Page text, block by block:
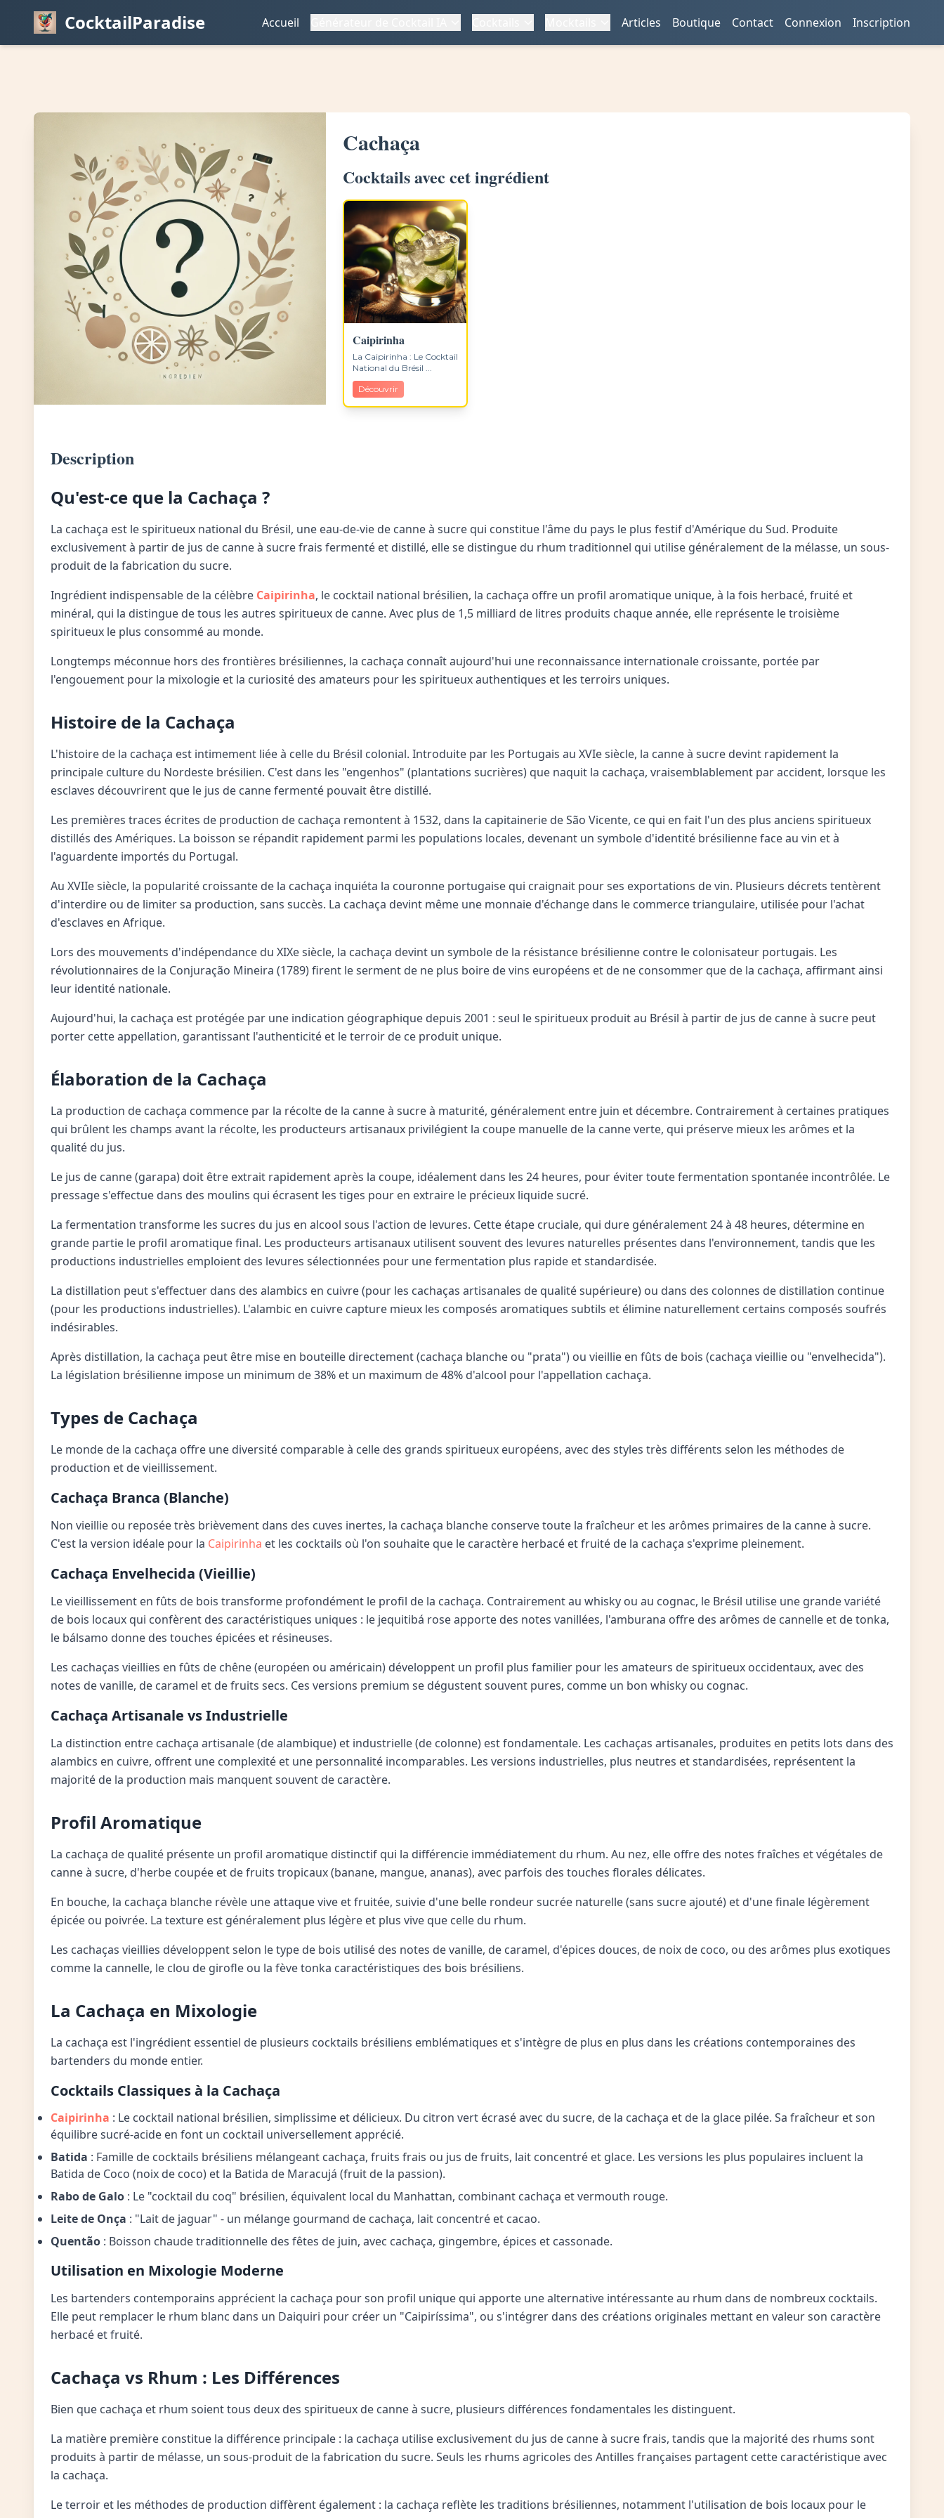
CocktailParadise Accueil Articles Boutique Contact Connexion Inscription
Cachaça
Cocktails avec cet ingrédient
Caipirinha
La Caipirinha : Le Cocktail
National du Brésil ...
Découvrir
Description
Qu'est-ce que la Cachaça ?
La cachaça est le spiritueux national du Brésil, une eau-de-vie de canne à sucre qui constitue l'âme du pays le plus festif d'Amérique du Sud. Produite
exclusivement à partir de jus de canne à sucre frais fermenté et distillé, elle se distingue du rhum traditionnel qui utilise généralement de la mélasse, un sous-
produit de la fabrication du sucre.
Ingrédient indispensable de la célèbre Caipirinha, le cocktail national brésilien, la cachaça offre un profil aromatique unique, à la fois herbacé, fruité et
minéral, qui la distingue de tous les autres spiritueux de canne. Avec plus de 1,5 milliard de litres produits chaque année, elle représente le troisième
spiritueux le plus consommé au monde.
Longtemps méconnue hors des frontières brésiliennes, la cachaça connaît aujourd'hui une reconnaissance internationale croissante, portée par
l'engouement pour la mixologie et la curiosité des amateurs pour les spiritueux authentiques et les terroirs uniques.
Histoire de la Cachaça
L'histoire de la cachaça est intimement liée à celle du Brésil colonial. Introduite par les Portugais au XVIe siècle, la canne à sucre devint rapidement la
principale culture du Nordeste brésilien. C'est dans les "engenhos" (plantations sucrières) que naquit la cachaça, vraisemblablement par accident, lorsque les
esclaves découvrirent que le jus de canne fermenté pouvait être distillé.
Les premières traces écrites de production de cachaça remontent à 1532, dans la capitainerie de São Vicente, ce qui en fait l'un des plus anciens spiritueux
distillés des Amériques. La boisson se répandit rapidement parmi les populations locales, devenant un symbole d'identité brésilienne face au vin et à
l'aguardente importés du Portugal.
Au XVIIe siècle, la popularité croissante de la cachaça inquiéta la couronne portugaise qui craignait pour ses exportations de vin. Plusieurs décrets tentèrent
d'interdire ou de limiter sa production, sans succès. La cachaça devint même une monnaie d'échange dans le commerce triangulaire, utilisée pour l'achat
d'esclaves en Afrique.
Lors des mouvements d'indépendance du XIXe siècle, la cachaça devint un symbole de la résistance brésilienne contre le colonisateur portugais. Les
révolutionnaires de la Conjuração Mineira (1789) firent le serment de ne plus boire de vins européens et de ne consommer que de la cachaça, affirmant ainsi
leur identité nationale.
Aujourd'hui, la cachaça est protégée par une indication géographique depuis 2001 : seul le spiritueux produit au Brésil à partir de jus de canne à sucre peut
porter cette appellation, garantissant l'authenticité et le terroir de ce produit unique.
Élaboration de la Cachaça
La production de cachaça commence par la récolte de la canne à sucre à maturité, généralement entre juin et décembre. Contrairement à certaines pratiques
qui brûlent les champs avant la récolte, les producteurs artisanaux privilégient la coupe manuelle de la canne verte, qui préserve mieux les arômes et la
qualité du jus.
Le jus de canne (garapa) doit être extrait rapidement après la coupe, idéalement dans les 24 heures, pour éviter toute fermentation spontanée incontrôlée. Le
pressage s'effectue dans des moulins qui écrasent les tiges pour en extraire le précieux liquide sucré.
La fermentation transforme les sucres du jus en alcool sous l'action de levures. Cette étape cruciale, qui dure généralement 24 à 48 heures, détermine en
grande partie le profil aromatique final. Les producteurs artisanaux utilisent souvent des levures naturelles présentes dans l'environnement, tandis que les
productions industrielles emploient des levures sélectionnées pour une fermentation plus rapide et standardisée.
La distillation peut s'effectuer dans des alambics en cuivre (pour les cachaças artisanales de qualité supérieure) ou dans des colonnes de distillation continue
(pour les productions industrielles). L'alambic en cuivre capture mieux les composés aromatiques subtils et élimine naturellement certains composés soufrés
indésirables.
Après distillation, la cachaça peut être mise en bouteille directement (cachaça blanche ou "prata") ou vieillie en fûts de bois (cachaça vieillie ou "envelhecida").
La législation brésilienne impose un minimum de 38% et un maximum de 48% d'alcool pour l'appellation cachaça.
Types de Cachaça
Le monde de la cachaça offre une diversité comparable à celle des grands spiritueux européens, avec des styles très différents selon les méthodes de
production et de vieillissement.
Cachaça Branca (Blanche)
Non vieillie ou reposée très brièvement dans des cuves inertes, la cachaça blanche conserve toute la fraîcheur et les arômes primaires de la canne à sucre.
C'est la version idéale pour la Caipirinha et les cocktails où l'on souhaite que le caractère herbacé et fruité de la cachaça s'exprime pleinement.
Cachaça Envelhecida (Vieillie)
Le vieillissement en fûts de bois transforme profondément le profil de la cachaça. Contrairement au whisky ou au cognac, le Brésil utilise une grande variété
de bois locaux qui confèrent des caractéristiques uniques : le jequitibá rose apporte des notes vanillées, l'amburana offre des arômes de cannelle et de tonka,
le bálsamo donne des touches épicées et résineuses.
Les cachaças vieillies en fûts de chêne (européen ou américain) développent un profil plus familier pour les amateurs de spiritueux occidentaux, avec des
notes de vanille, de caramel et de fruits secs. Ces versions premium se dégustent souvent pures, comme un bon whisky ou cognac.
Cachaça Artisanale vs Industrielle
La distinction entre cachaça artisanale (de alambique) et industrielle (de colonne) est fondamentale. Les cachaças artisanales, produites en petits lots dans des
alambics en cuivre, offrent une complexité et une personnalité incomparables. Les versions industrielles, plus neutres et standardisées, représentent la
majorité de la production mais manquent souvent de caractère.
Profil Aromatique
La cachaça de qualité présente un profil aromatique distinctif qui la différencie immédiatement du rhum. Au nez, elle offre des notes fraîches et végétales de
canne à sucre, d'herbe coupée et de fruits tropicaux (banane, mangue, ananas), avec parfois des touches florales délicates.
En bouche, la cachaça blanche révèle une attaque vive et fruitée, suivie d'une belle rondeur sucrée naturelle (sans sucre ajouté) et d'une finale légèrement
épicée ou poivrée. La texture est généralement plus légère et plus vive que celle du rhum.
Les cachaças vieillies développent selon le type de bois utilisé des notes de vanille, de caramel, d'épices douces, de noix de coco, ou des arômes plus exotiques
comme la cannelle, le clou de girofle ou la fève tonka caractéristiques des bois brésiliens.
La Cachaça en Mixologie
La cachaça est l'ingrédient essentiel de plusieurs cocktails brésiliens emblématiques et s'intègre de plus en plus dans les créations contemporaines des
bartenders du monde entier.
Cocktails Classiques à la Cachaça
Caipirinha : Le cocktail national brésilien, simplissime et délicieux. Du citron vert écrasé avec du sucre, de la cachaça et de la glace pilée. Sa fraîcheur et son
équilibre sucré-acide en font un cocktail universellement apprécié.
Batida : Famille de cocktails brésiliens mélangeant cachaça, fruits frais ou jus de fruits, lait concentré et glace. Les versions les plus populaires incluent la
Batida de Coco (noix de coco) et la Batida de Maracujá (fruit de la passion).
Rabo de Galo : Le "cocktail du coq" brésilien, équivalent local du Manhattan, combinant cachaça et vermouth rouge.
Leite de Onça : "Lait de jaguar" - un mélange gourmand de cachaça, lait concentré et cacao.
Quentão : Boisson chaude traditionnelle des fêtes de juin, avec cachaça, gingembre, épices et cassonade.
Utilisation en Mixologie Moderne
Les bartenders contemporains apprécient la cachaça pour son profil unique qui apporte une alternative intéressante au rhum dans de nombreux cocktails.
Elle peut remplacer le rhum blanc dans un Daiquiri pour créer un "Caipiríssima", ou s'intégrer dans des créations originales mettant en valeur son caractère
herbacé et fruité.
Cachaça vs Rhum : Les Différences
Bien que cachaça et rhum soient tous deux des spiritueux de canne à sucre, plusieurs différences fondamentales les distinguent.
La matière première constitue la différence principale : la cachaça utilise exclusivement du jus de canne à sucre frais, tandis que la majorité des rhums sont
produits à partir de mélasse, un sous-produit de la fabrication du sucre. Seuls les rhums agricoles des Antilles françaises partagent cette caractéristique avec
la cachaça.
Le terroir et les méthodes de production diffèrent également : la cachaça reflète les traditions brésiliennes, notamment l'utilisation de bois locaux pour le